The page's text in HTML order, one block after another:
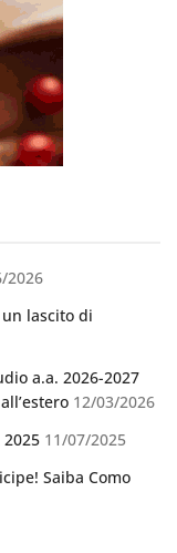
2026
lascito di
a.a. 2026-2027
12/03/2026
11/07/2025
Saiba Como